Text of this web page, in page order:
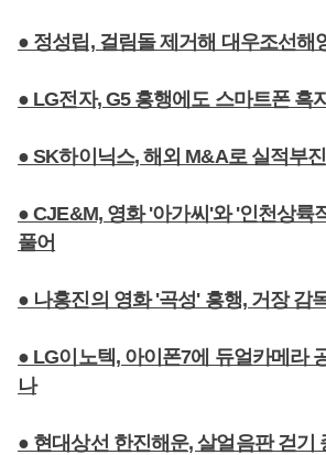
● 정성립, 걸림돌 제거해 대우조선해
● LG전자, G5 흥행에도 스마트폰 흑
● SK하이닉스, 해외 M&A로 실적부
● CJE&M, 영화 '아가씨'와 '인천상륙
풀어
● 나홍진의 영화 '곡성' 흥행, 거장 감
● LG이노텍, 아이폰7에 듀얼카메라
나
● 현대상선 한진해운, 살얼음판 걷기